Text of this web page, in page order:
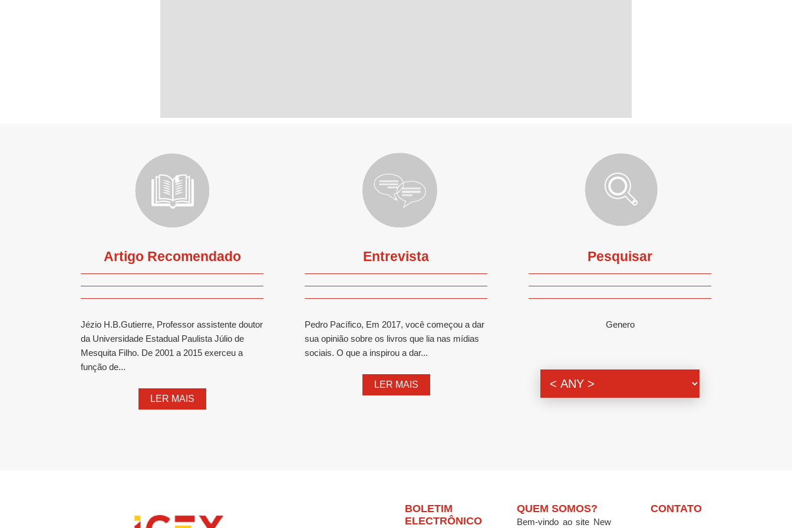
Artigo Recomendado
Jézio H.B.Gutierre, Professor assistente doutor
da Universidade Estadual Paulista Júlio de
Mesquita Filho. De 2001 a 2015 exerceu a
função de...
LER MAIS
Entrevista
Pedro Pacífico, Em 2017, você começou a dar
sua opinião sobre os livros que lia nas mídias
sociais. O que a inspirou a dar...
LER MAIS
Pesquisar
Genero
BOLETIM
ELECTRÔNICO
QUEM SOMOS?
Bem-vindo ao site New
CONTATO